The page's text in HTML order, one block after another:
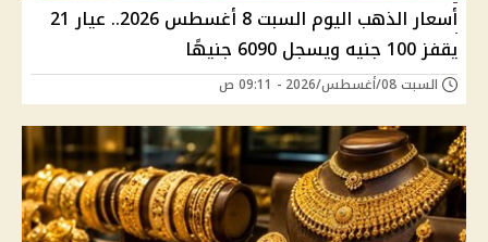
أسعار الذهب اليوم السبت 8 أغسطس 2026.. عيار 21
يقفز 100 جنيه ويسجل 6090 جنيهًا
السبت 08/أغسطس/2026 - 09:11 ص